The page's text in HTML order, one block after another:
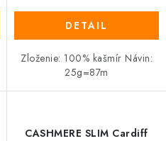
DETAIL
Zloženie: 100% kašmír Návin:
25g=87m
CASHMERE SLIM Cardiff